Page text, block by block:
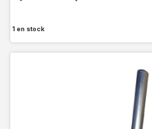
1 en stock